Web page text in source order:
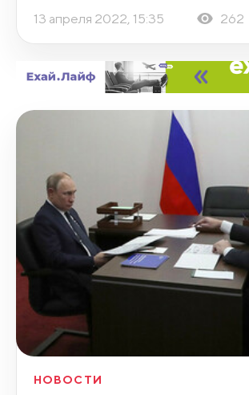
13 апреля 2022, 15:35 262
НОВОСТИ